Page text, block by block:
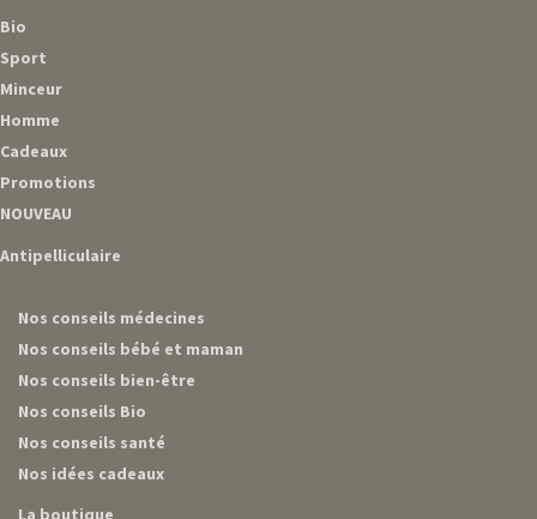
Bio
Sport
Minceur
Homme
Cadeaux
Promotions
NOUVEAU
Antipelliculaire
Nos conseils médecines
Nos conseils bébé et maman
Nos conseils bien-être
Nos conseils Bio
Nos conseils santé
Nos idées cadeaux
La boutique